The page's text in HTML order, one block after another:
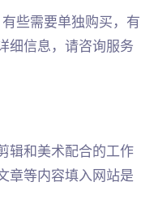
些需要单独购买，有
细信息，请咨询服务
辑和美术配合的工作
章等内容填入网站是